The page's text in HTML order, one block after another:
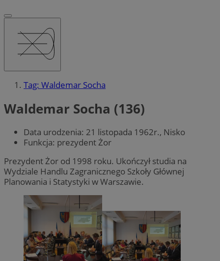
Tag: Waldemar Socha
Waldemar Socha (136)
Data urodzenia: 21 listopada 1962r., Nisko
Funkcja: prezydent Żor
Prezydent Żor od 1998 roku. Ukończył studia na
Wydziale Handlu Zagranicznego Szkoły Głównej
Planowania i Statystyki w Warszawie.